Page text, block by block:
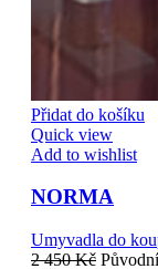
Přidat do košíku
Quick view
Add to wishlist
NORMA
Umyvadla do
2 450Kč